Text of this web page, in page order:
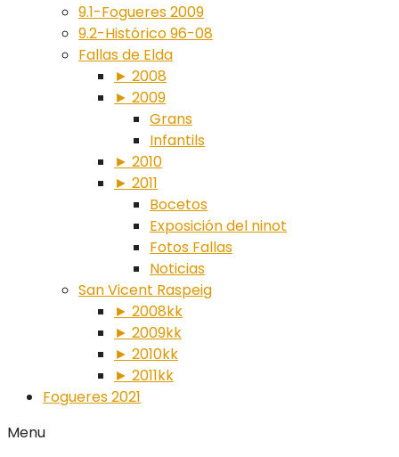
9.1-Fogueres 2009
9.2-Histórico 96-08
Fallas de Elda
► 2008
► 2009
Grans
Infantils
► 2010
► 2011
Bocetos
Exposición del ninot
Fotos Fallas
Noticias
San Vicent Raspeig
► 2008kk
► 2009kk
► 2010kk
► 2011kk
Fogueres 2021
Menu